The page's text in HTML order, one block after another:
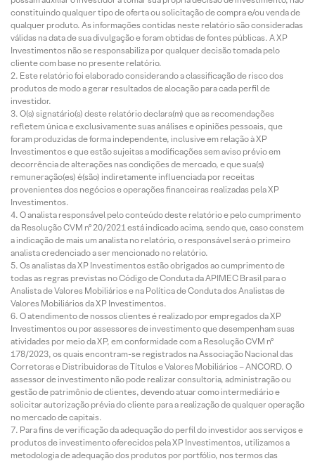
constituindo qualquer tipo de oferta ou solicitação de compra e/ou venda de
qualquer produto. As informações contidas neste relatório são consideradas
válidas na data de sua divulgação e foram obtidas de fontes públicas. A XP
Investimentos não se responsabiliza por qualquer decisão tomada pelo
cliente com base no presente relatório.
Este relatório foi elaborado considerando a classificação de risco dos
produtos de modo a gerar resultados de alocação para cada perfil de
investidor.
O(s) signatário(s) deste relatório declara(m) que as recomendações
refletem única e exclusivamente suas análises e opiniões pessoais, que
foram produzidas de forma independente, inclusive em relação à XP
Investimentos e que estão sujeitas a modificações sem aviso prévio em
decorrência de alterações nas condições de mercado, e que sua(s)
remuneração(es) é(são) indiretamente influenciada por receitas
provenientes dos negócios e operações financeiras realizadas pela XP
Investimentos.
O analista responsável pelo conteúdo deste relatório e pelo cumprimento
da Resolução CVM nº 20/2021 está indicado acima, sendo que, caso constem
a indicação de mais um analista no relatório, o responsável será o primeiro
analista credenciado a ser mencionado no relatório.
Os analistas da XP Investimentos estão obrigados ao cumprimento de
todas as regras previstas no Código de Conduta da APIMEC Brasil para o
Analista de Valores Mobiliários e na Política de Conduta dos Analistas de
Valores Mobiliários da XP Investimentos.
O atendimento de nossos clientes é realizado por empregados da XP
Investimentos ou por assessores de investimento que desempenham suas
atividades por meio da XP, em conformidade com a Resolução CVM nº
178/2023, os quais encontram-se registrados na Associação Nacional das
Corretoras e Distribuidoras de Títulos e Valores Mobiliários – ANCORD. O
assessor de investimento não pode realizar consultoria, administração ou
gestão de patrimônio de clientes, devendo atuar como intermediário e
solicitar autorização prévia do cliente para a realização de qualquer operação
no mercado de capitais.
Para fins de verificação da adequação do perfil do investidor aos serviços e
produtos de investimento oferecidos pela XP Investimentos, utilizamos a
metodologia de adequação dos produtos por portfólio, nos termos das